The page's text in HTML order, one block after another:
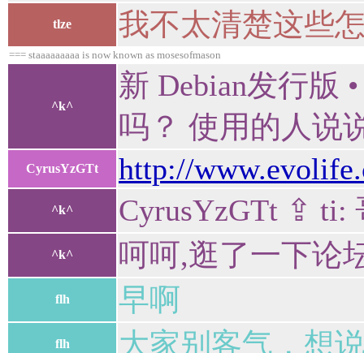
tlze 我不太清楚这些
=== staaaaaaaaa is now known as mosesofmason
^k^
新 Debian发行版
吗？ 使用的人说
CyrusYzGTt http://
^k^ CyrusYzGTt ⇪ ti:
^k^ 呵呵,逛了一下论
flh 早啊
flh 大家别客气，想